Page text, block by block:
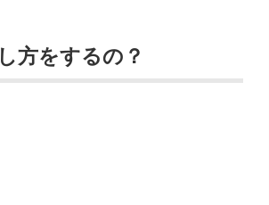
方をするの？